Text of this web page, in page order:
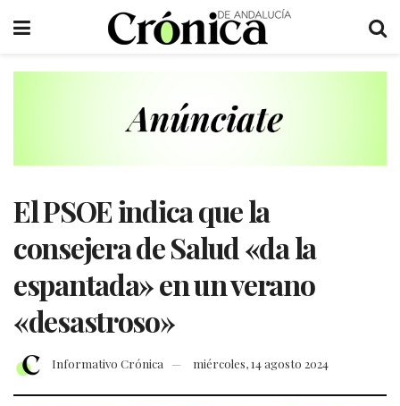
El PSOE indica que la
consejera de Salud «da la
espantada» en un verano
«desastroso»
Informativo Crónica miércoles, 14 agosto 2024